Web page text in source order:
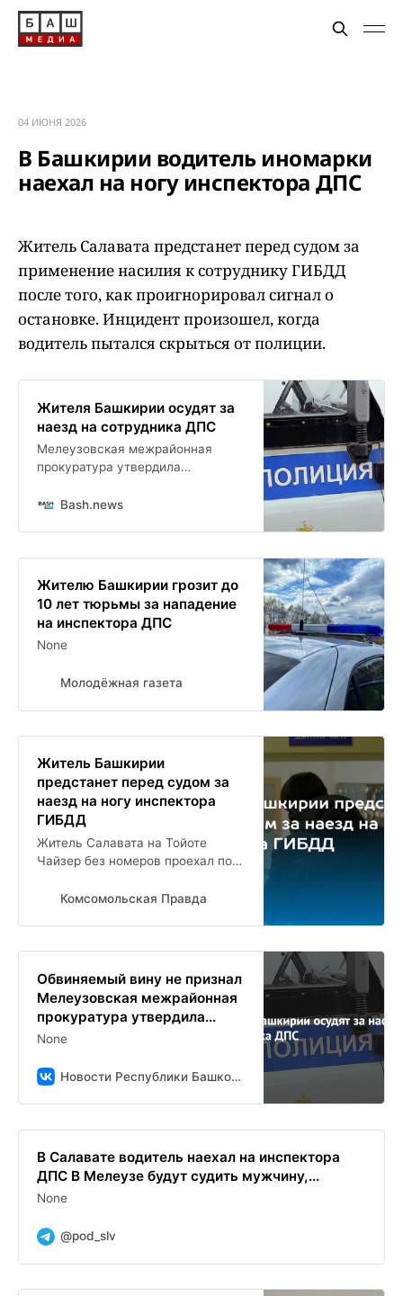
04 ИЮНЯ 2026
В Башкирии водитель иномарки
наехал на ногу инспектора ДПС
Житель Салавата предстанет перед судом за
применение насилия к сотруднику ГИБДД
после того, как проигнорировал сигнал о
остановке. Инцидент произошел, когда
водитель пытался скрыться от полиции.
Жителя Башкирии осудят за
наезд на сотрудника ДПС
Мелеузовская межрайонная
прокуратура утвердила
уголовному делу в отношении
Bash.news
Жителю Башкирии грозит до
10 лет тюрьмы за нападение
на инспектора ДПС
None
Молодёжная газета
Житель Башкирии
предстанет перед судом за
наезд на ногу инспектора
ГИБДД
Житель Салавата на Тойоте
Чайзер без номеров проехал по
Комсомольская Правда
Обвиняемый вину не признал
Мелеузовская межрайонная
прокуратура утвердила...
None
Новости Республики Башкортостан и Уфы ( БСТ )
В Салавате водитель наехал на инспектора
ДПС В Мелеузе будут судить мужчину,...
None
@pod_slv